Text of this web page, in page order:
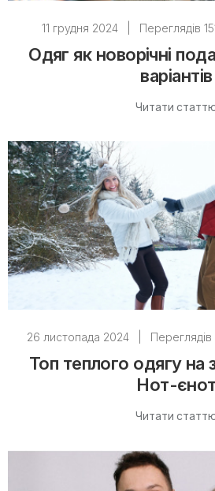
11 грудня 2024 Переглядів
Одяг як новорічні
варіантів
Читати
26 листопада 2024 Переглядів
Топ теплого одягу на
Нот-єнот
Читати